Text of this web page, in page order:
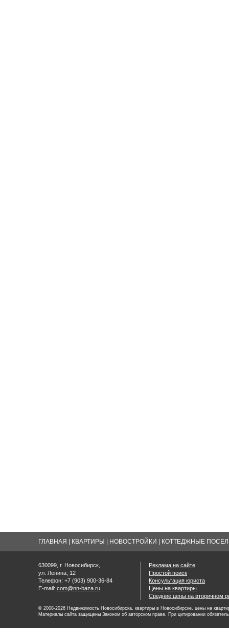
ГЛАВНАЯ КВАРТИРЫ НОВОСТРОЙКИ КОТТЕДЖНЫЕ
630099, г. Новосибирск,
ул. Ленина, 12
Телефон: +7 (903) 900-36-84
E-mail: com@nn-baza.ru
Реклама на сайте
Простой поиск
Консультация юриста
Цены на квартиры
Средние цены на вторичном
© 2008-2026 Недвижимость Новосибирска, квартиры в Новосибирске, цены на
Материалы сайта защищены Законом об авторском праве. При цитировании